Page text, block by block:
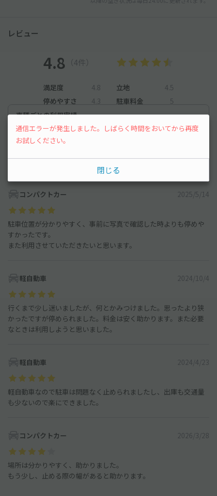
レビュー
4.8 （4件）
満足度 4.8 立地
4.5
停めやすさ
4.3 駐車料金
5
車種ごとの利用実績
オートバイ
2件
コンパクトカー 2025/5/14
駐車位置が分かりやすく、事前に写真で確認した時よりも停めや
すかったです。
また利用させていただきたいと思います。
軽自動車 2024/10/4
行くまで少し迷いましたが、何とかみつけました。思ったより狭
かったですが停められました。料金は安く助かります。また必要
なときは利用しようと思いました。
軽自動車 2024/4/23
軽自動車なので駐車は問題なく止められましたし、出庫も交通量
も少ないので楽にできました。
コンパクトカー 2026/3/28
場所は分かりやすく、助かりました。
もう少し、止める際の幅があると助かります。
通信エラーが発生しました。しばらく時間をおいてから再度
お試しください。
閉じる